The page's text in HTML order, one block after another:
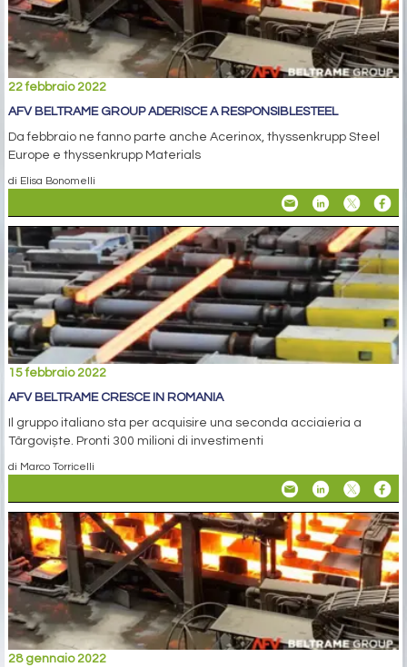
22 febbraio 2022
AFV BELTRAME GROUP ADERISCE A RESPONSIBLESTEEL
Da febbraio ne fanno parte anche Acerinox, thyssenkrupp Steel
Europe e thyssenkrupp Materials
di Elisa Bonomelli
15 febbraio 2022
AFV BELTRAME CRESCE IN ROMANIA
Il gruppo italiano sta per acquisire una seconda acciaieria a
Târgoviște. Pronti 300 milioni di investimenti
di Marco Torricelli
28 gennaio 2022